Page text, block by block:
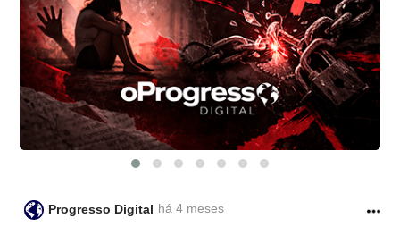
Progresso Digital há 4 meses